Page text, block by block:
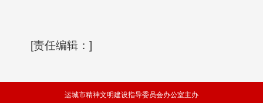
[责任编辑：]
运城市精神文明建设指导委员会办公室主办